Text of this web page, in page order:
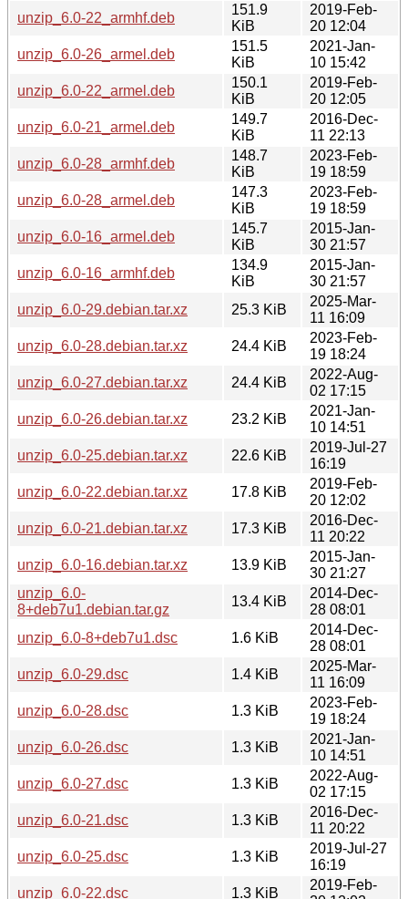
unzip_6.0-22_armhf.deb
151.9
KiB
2019-Feb-
20 12:04
unzip_6.0-26_armel.deb
151.5
KiB
2021-Jan-
10 15:42
unzip_6.0-22_armel.deb
150.1
KiB
2019-Feb-
20 12:05
unzip_6.0-21_armel.deb
149.7
KiB
2016-Dec-
11 22:13
unzip_6.0-28_armhf.deb
148.7
KiB
2023-Feb-
19 18:59
unzip_6.0-28_armel.deb
147.3
KiB
2023-Feb-
19 18:59
unzip_6.0-16_armel.deb
145.7
KiB
2015-Jan-
30 21:57
unzip_6.0-16_armhf.deb
134.9
KiB
2015-Jan-
30 21:57
unzip_6.0-29.debian.tar.xz
25.3 KiB
2025-Mar-
11 16:09
unzip_6.0-28.debian.tar.xz
24.4 KiB
2023-Feb-
19 18:24
unzip_6.0-27.debian.tar.xz
24.4 KiB
2022-Aug-
02 17:15
unzip_6.0-26.debian.tar.xz
23.2 KiB
2021-Jan-
10 14:51
unzip_6.0-25.debian.tar.xz
22.6 KiB
2019-Jul-27
16:19
unzip_6.0-22.debian.tar.xz
17.8 KiB
2019-Feb-
20 12:02
unzip_6.0-21.debian.tar.xz
17.3 KiB
2016-Dec-
11 20:22
unzip_6.0-16.debian.tar.xz
13.9 KiB
2015-Jan-
30 21:27
unzip_6.0-
8+deb7u1.debian.tar.gz
13.4 KiB
2014-Dec-
28 08:01
unzip_6.0-8+deb7u1.dsc
1.6 KiB
2014-Dec-
28 08:01
unzip_6.0-29.dsc
1.4 KiB
2025-Mar-
11 16:09
unzip_6.0-28.dsc
1.3 KiB
2023-Feb-
19 18:24
unzip_6.0-26.dsc
1.3 KiB
2021-Jan-
10 14:51
unzip_6.0-27.dsc
1.3 KiB
2022-Aug-
02 17:15
unzip_6.0-21.dsc
1.3 KiB
2016-Dec-
11 20:22
unzip_6.0-25.dsc
1.3 KiB
2019-Jul-27
16:19
unzip_6.0-22.dsc
1.3 KiB
2019-Feb-